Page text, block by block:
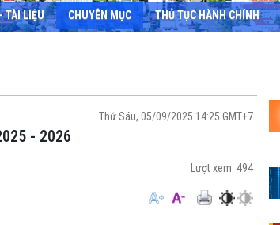
TÀI LIỆU CHUYÊN MỤC THỦ TỤC HÀNH CHÍNH
Thứ Sáu, 05/09/2025 14:25 GMT+7
- 2026
Lượt xem: 494